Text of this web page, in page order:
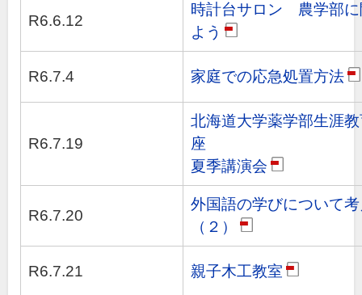
R6.6.12
時計台サロン 農学部に
よう pdf
R6.7.4 家庭での応急処置方法
R6.7.19
北海道大学薬学部生涯
座
夏季講演会 pdf
R6.7.20
外国語の学びについて
（２）
pdf
R6.7.21 親子木工教室 pdf